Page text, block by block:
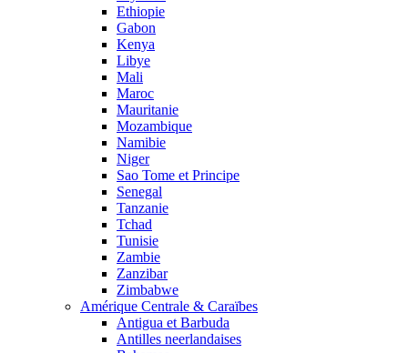
Ethiopie
Gabon
Kenya
Libye
Mali
Maroc
Mauritanie
Mozambique
Namibie
Niger
Sao Tome et Principe
Senegal
Tanzanie
Tchad
Tunisie
Zambie
Zanzibar
Zimbabwe
Amérique Centrale & Caraïbes
Antigua et Barbuda
Antilles neerlandaises